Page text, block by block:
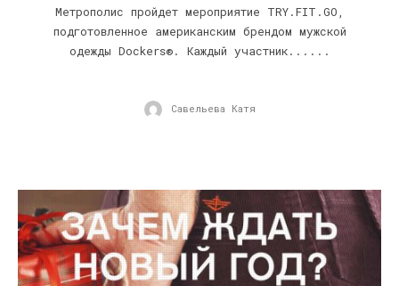
Метрополис пройдет мероприятие TRY.FIT.GO,
подготовленное американским брендом мужской
одежды Dockers®. Каждый участник......
Савельева Катя